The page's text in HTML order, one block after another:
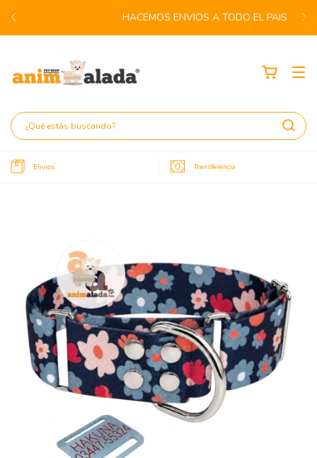
HACEMOS ENVIOS A TODO EL PAIS
Envios Transferencia